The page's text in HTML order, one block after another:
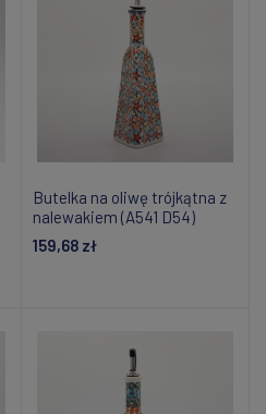
Butelka na oliwę trójkątna z
nalewakiem (A541 D54)
159,68 zł